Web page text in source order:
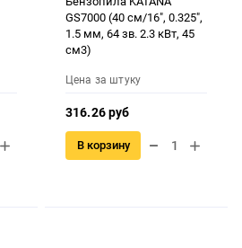
GS7000 (40 см/16", 0.325",
1.5 мм, 64 зв. 2.3 кВт, 45
см3)
Цена за штуку
316.26 руб
В корзину